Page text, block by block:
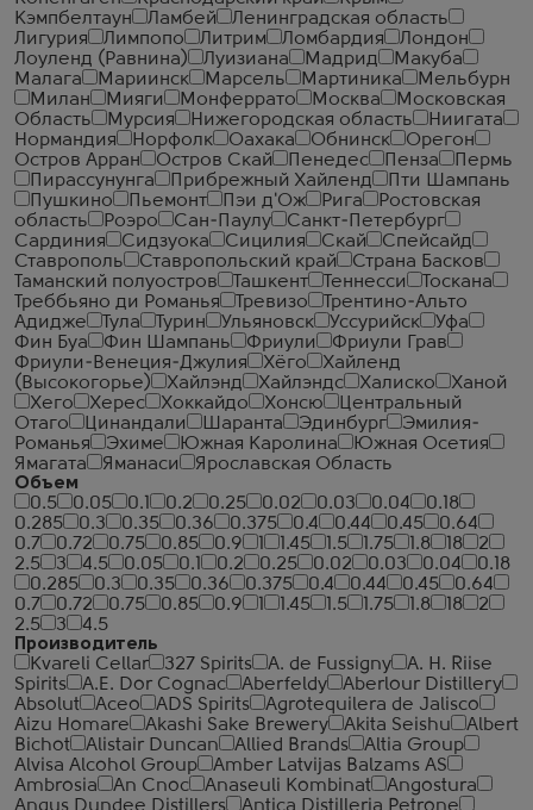
Кэмпбелтаун
Ламбей
Ленинградская область
Лигурия
Лимпопо Литрим Ломбардия
Лондон
Лоуленд (Равнина)
Луизиана Мадрид
Макуба
Малага
Мариинск Марсель Мартиника
Мельбурн
Милан
Мияги Монферрато Москва
Московская
Область
Мурсия Нижегородская область
Ниигата
Нормандия
Норфолк Оахака Обнинск
Орегон
Остров Арран
Остров Скай Пенедес Пенза
Пермь
Пирассунунга
Прибрежный Хайленд
Пти Шампань
Пушкино
Пьемонт Пэи д'Ож Рига
Ростовская
область
Роэро Сан-Паулу
Санкт-Петербург
Сардиния
Сидзуока Сицилия Скай
Спейсайд
Ставрополь
Ставропольский край
Страна Басков
Таманский полуостров
Ташкент Теннесси
Тоскана
Треббьяно ди Романья
Тревизо
Трентино-Альто
Адидже
Тула Турин Ульяновск Уссурийск
Уфа
Фин Буа
Фин Шампань Фриули
Фриули Грав
Фриули-Венеция-Джулия
Хёго
Хайленд
(Высокогорье)
Хайлэнд Хайлэндс Халиско
Ханой
Хего
Херес Хоккайдо Хонсю
Центральный
Отаго
Цинандали Шаранта Эдинбург
Эмилия-
Романья
Эхиме Южная Каролина
Южная Осетия
Ямагата
Яманаси
Ярославская Область
Объем
0.5
0.05 0.1 0.2 0.25 0.02 0.03 0.04
0.18
0.285
0.3 0.35 0.36 0.375 0.4 0.44 0.45
0.64
0.7
0.72 0.75 0.85 0.9 1.45 1.5 1.75 1.8 18
2
2.5
3 4.5 0.05 0.1 0.2 0.25 0.02 0.03 0.04
0.18
0.285
0.3 0.35 0.36 0.375 0.4 0.44 0.45
0.64
0.7
0.72 0.75 0.85 0.9 1.45 1.5 1.75 1.8 18
2
2.5
3
4.5
Производитель
Kvareli Cellar
327 Spirits A. de Fussigny
A. H. Riise
Spirits
A.E. Dor Cognac Aberfeldy
Aberlour Distillery
Absolut
Aceo ADS Spirits
Agrotequilera de Jalisco
Aizu Homare
Akashi Sake Brewery Akita Seishu
Albert
Bichot
Alistair Duncan Allied Brands
Altia Group
Alvisa Alcohol Group
Amber Latvijas Balzams AS
Ambrosia
An Cnoc Anaseuli Kombinat
Angostura